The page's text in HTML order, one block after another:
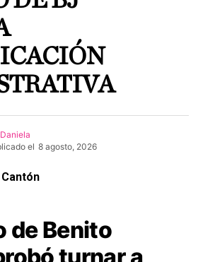
Daniela
el 8 agosto, 2026
de Benito